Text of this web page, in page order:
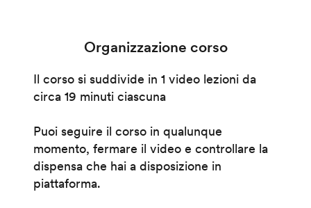
Organizzazione corso
Il corso si suddivide in 1 video lezioni da
circa 19 minuti ciascuna
Puoi seguire il corso in qualunque
momento, fermare il video e controllare la
dispensa che hai a disposizione in
piattaforma.